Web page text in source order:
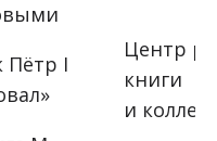
Пётр I
Центр
книги
и